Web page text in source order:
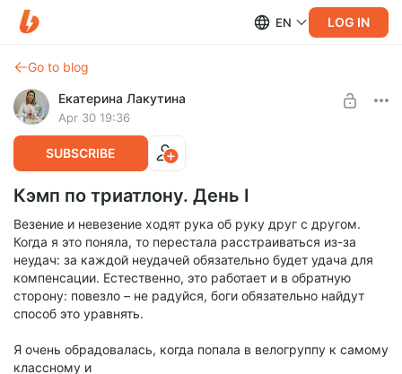
EN LOG IN
Go to blog
Екатерина Лакутина
Apr 30 19:36
SUBSCRIBE
Кэмп по триатлону. День I
Везение и невезение ходят рука об руку друг с другом.
Когда я это поняла, то перестала расстраиваться из-за
неудач: за каждой неудачей обязательно будет удача для
компенсации. Естественно, это работает и в обратную
сторону: повезло – не радуйся, боги обязательно найдут
способ это уравнять.
Я очень обрадовалась, когда попала в велогруппу к самому
классному и